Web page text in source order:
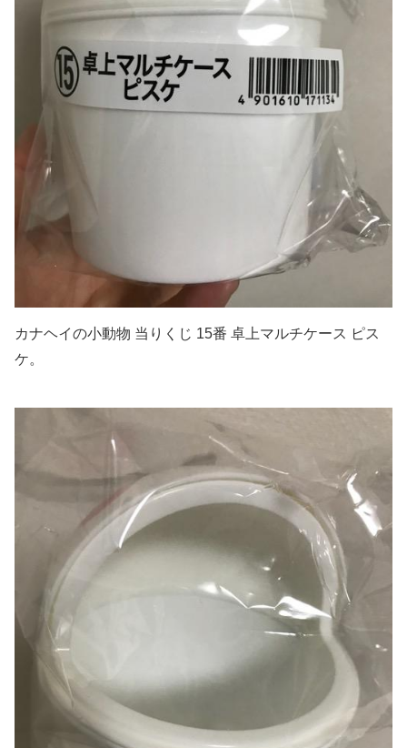
カナヘイの小動物 当りくじ 15番 卓上マルチケース ピス
ケ。